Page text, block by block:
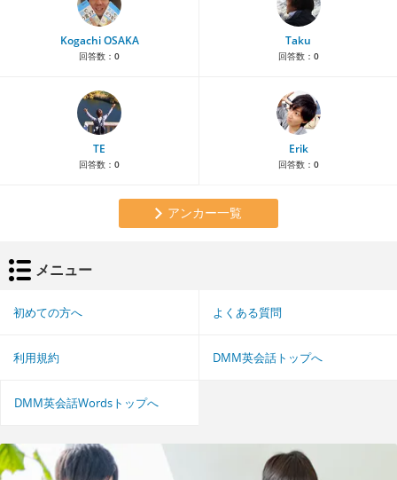
Kogachi OSAKA
回答数： 0
Taku
回答数： 0
TE
回答数： 0
Erik
回答数： 0
アンカー一覧
メニュー
初めての方へ よくある質問
利用規約 DMM英会話トップへ
DMM英会話Wordsトップへ